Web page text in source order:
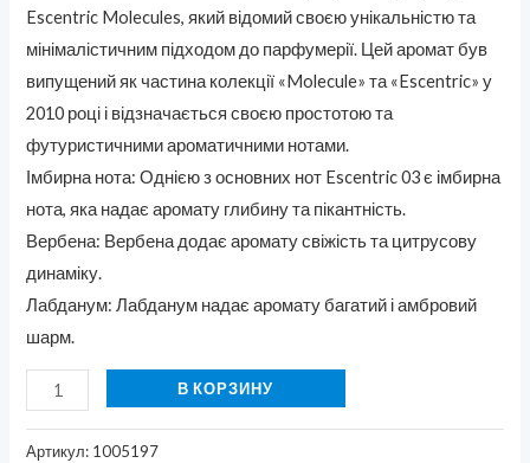
Escentric Molecules, який відомий своєю унікальністю та
мінімалістичним підходом до парфумерії. Цей аромат був
випущений як частина колекції «Molecule» та «Escentric» у
2010 році і відзначається своєю простотою та
футуристичними ароматичними нотами.
Імбирна нота: Однією з основних нот Escentric 03 є імбирна
нота, яка надає аромату глибину та пікантність.
Вербена: Вербена додає аромату свіжість та цитрусову
динаміку.
Лабданум: Лабданум надає аромату багатий і амбровий
шарм.
В КОРЗИНУ
Артикул: 1005197